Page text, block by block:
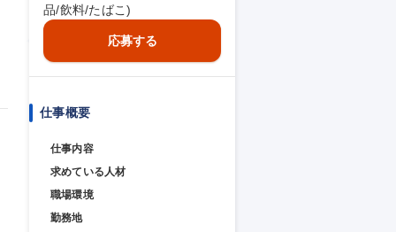
品/飲料/たばこ)
応募する
仕事概要
仕事内容
求めている人材
職場環境
勤務地